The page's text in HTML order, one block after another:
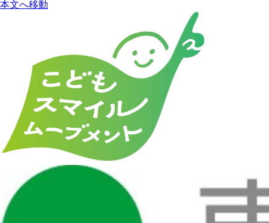
本文へ移動